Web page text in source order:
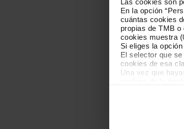
Las cookies son
En la opción
cuántas cookies
propias de TMB
cookies muestra
Si eliges la
El selector que
cookies de esa
Una vez que
Las cookies